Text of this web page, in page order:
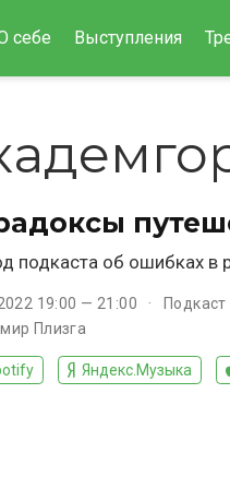
себе Выступления
подкаста об ошибках в
19:00 — 21:00
Плизга
Яндекс.Музыка